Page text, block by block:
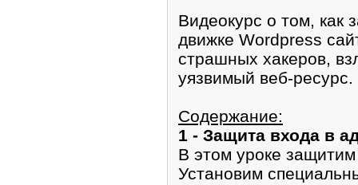
Видеокурс о том, как
движке Wordpress
страшных хакеров,
уязвимый веб-ресурс.
Содержание:
1 - Защита входа в
В этом уроке
Установим